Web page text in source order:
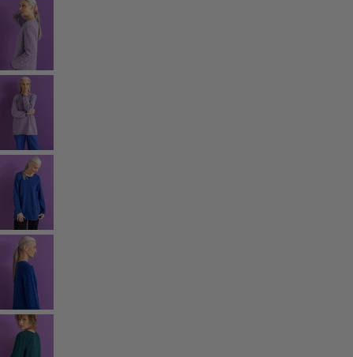
Rum
Badrum
Vardagsrum
Kök & matplats
Shoppa stilen
Klassisk och allmoge inredning